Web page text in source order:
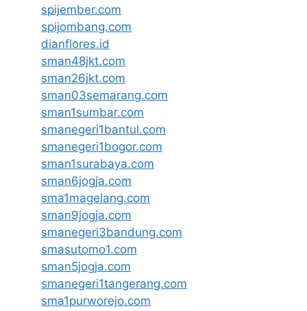
spijember.com
spijombang.com
dianflores.id
sman48jkt.com
sman26jkt.com
sman03semarang.com
sman1sumbar.com
smanegeri1bantul.com
smanegeri1bogor.com
sman1surabaya.com
sman6jogja.com
sma1magelang.com
sman9jogja.com
smanegeri3bandung.com
smasutomo1.com
sman5jogja.com
smanegeri1tangerang.com
sma1purworejo.com